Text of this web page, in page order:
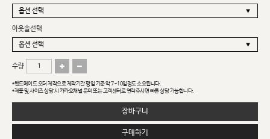
아웃솔선택
수량
*핸드메이드 오더 제작으로 제작기간 평일 기준 약 7~10일정도 소요됩니다.
*제품 및 사이즈 상담 시 카카오채널 문의 또는 고객센터로 연락주시면 빠른 상담 가능합니다.
장바구니
구매하기